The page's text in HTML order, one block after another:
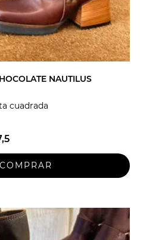
NAUTILUS
cuadrada